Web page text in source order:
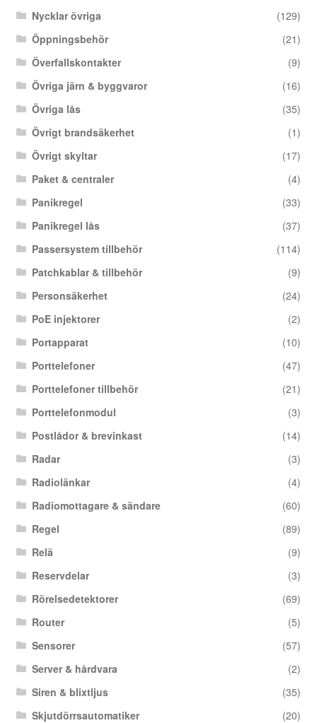
Nycklar övriga
(129)
Öppningsbehör
(21)
Överfallskontakter
(9)
Övriga järn & byggvaror
(16)
Övriga lås
(35)
Övrigt brandsäkerhet
(1)
Övrigt skyltar
(17)
Paket & centraler
(4)
Panikregel
(33)
Panikregel lås
(37)
Passersystem tillbehör
(114)
Patchkablar & tillbehör
(9)
Personsäkerhet
(24)
PoE injektorer
(2)
Portapparat
(10)
Porttelefoner
(47)
Porttelefoner tillbehör
(21)
Porttelefonmodul
(3)
Postlådor & brevinkast
(14)
Radar
(3)
Radiolänkar
(4)
Radiomottagare & sändare
(60)
Regel
(89)
Relä
(9)
Reservdelar
(3)
Rörelsedetektorer
(69)
Router
(5)
Sensorer
(57)
Server & hårdvara
(2)
Siren & blixtljus
(35)
Skjutdörrsautomatiker
(20)